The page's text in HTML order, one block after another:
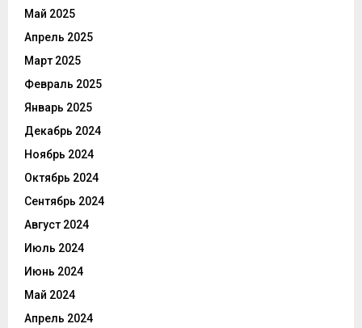
Май 2025
Апрель 2025
Март 2025
Февраль 2025
Январь 2025
Декабрь 2024
Ноябрь 2024
Октябрь 2024
Сентябрь 2024
Август 2024
Июль 2024
Июнь 2024
Май 2024
Апрель 2024